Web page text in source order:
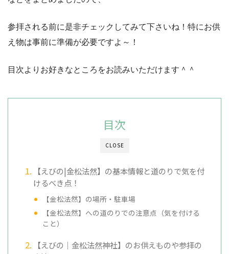
参拝される前に是非チェックしてみて下さいね！ 特にお供
え物は事前に準備が必要ですよ～！
目次よりお好きなところをお読みいただけます＾＾
CLOSE
目次
【えびの|金松法然】の基本情報と道のりで気を付
けるべき点！
【金松法然】の場所・駐車場
【金松法然】への道のりでの注意点（気を付ける
こと）
【えびの｜金松法然神社】のお供えものや参拝の